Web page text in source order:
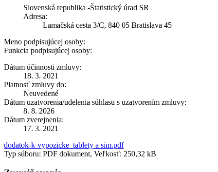
Slovenská republika -Štatistický úrad SR
Adresa:
Lamačská cesta 3/C, 840 05 Bratislava 45
Meno podpisujúcej osoby:
Funkcia podpisujúcej osoby:
Dátum účinnosti zmluvy:
18. 3. 2021
Platnosť zmluvy do:
Neuvedené
Dátum uzatvorenia/udelenia súhlasu s uzatvorením zmluvy:
8. 8. 2026
Dátum zverejnenia:
17. 3. 2021
dodatok-k-vypozicke_tablety a sim.pdf
Typ súboru: PDF dokument, Veľkosť: 250,32 kB